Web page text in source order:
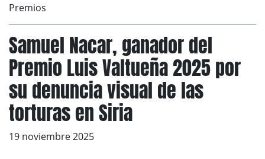
Premios
Samuel Nacar, ganador del
Premio Luis Valtueña 2025 por
su denuncia visual de las
torturas en Siria
19 noviembre 2025